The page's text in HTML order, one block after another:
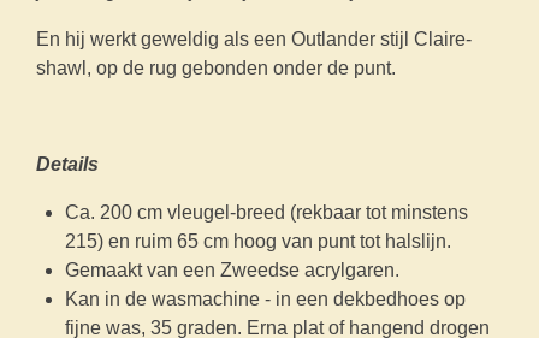
En hij werkt geweldig als een Outlander stijl Claire-
shawl, op de rug gebonden onder de punt.
Details
Ca. 200 cm vleugel-breed (rekbaar tot minstens
215) en ruim 65 cm hoog van punt tot halslijn.
Gemaakt van een Zweedse acrylgaren.
Kan in de wasmachine - in een dekbedhoes op
fijne was, 35 graden. Erna plat of hangend drogen